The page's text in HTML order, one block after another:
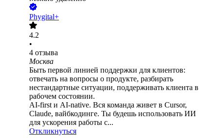
Phygital+
4.2
•
4 отзыва
Москва
Быть первой линией поддержки для клиентов:
отвечать на вопросы о продукте, разбирать
нестандартные ситуации, поддерживать клиента в
рабочем состоянии.
AI-first и AI-native. Вся команда живет в Cursor,
Claude, вайбкодинге. Ты будешь использовать ИИ
для ускорения работы с...
Откликнуться